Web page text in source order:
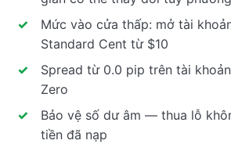
Mức vào cửa thấp: mở tài
Standard Cent từ $10
Spread từ 0.0 pip trên tài
Zero
Bảo vệ số dư âm — thua lỗ
tiền đã nạp